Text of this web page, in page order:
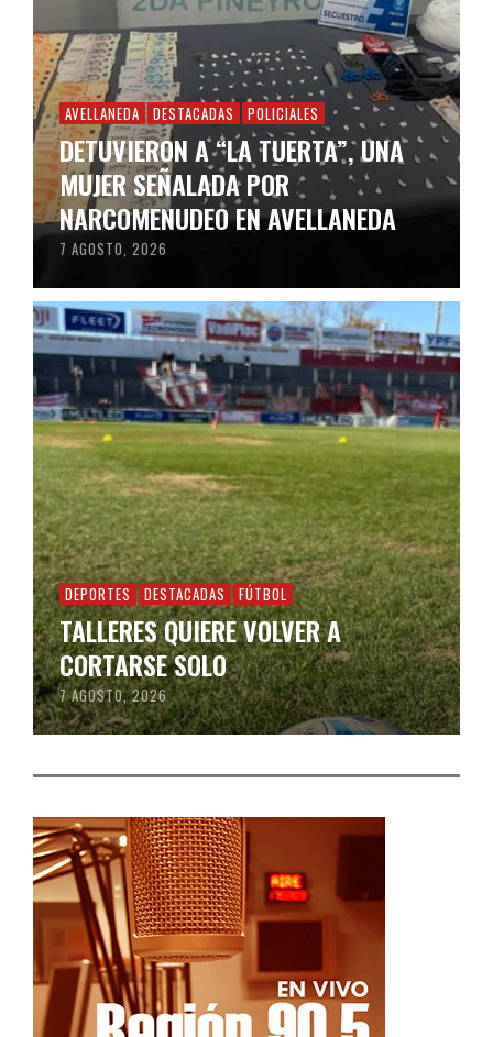
AVELLANEDA DESTACADAS POLICIALES
DETUVIERON A “LA TUERTA”, UNA
MUJER SEÑALADA POR
NARCOMENUDEO EN AVELLANEDA
7 AGOSTO, 2026
DEPORTES DESTACADAS FÚTBOL
TALLERES QUIERE VOLVER A
CORTARSE SOLO
7 AGOSTO, 2026